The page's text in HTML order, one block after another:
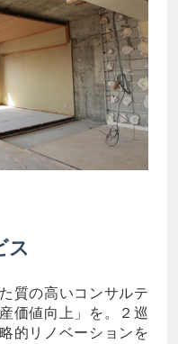
ス
質の高いコンサルテ
価値向上」を。２巡
的リノベーションを